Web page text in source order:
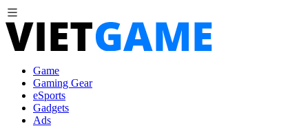
Game
Gaming Gear
eSports
Gadgets
Ads